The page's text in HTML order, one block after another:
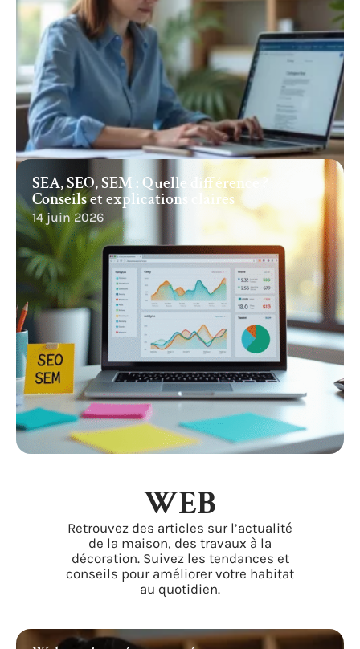
SEA, SEO, SEM : Quelle différence ?
Conseils et explications claires
14 juin 2026
WEB
Retrouvez des articles sur l’actualité
de la maison, des travaux à la
décoration. Suivez les tendances et
conseils pour améliorer votre habitat
au quotidien.